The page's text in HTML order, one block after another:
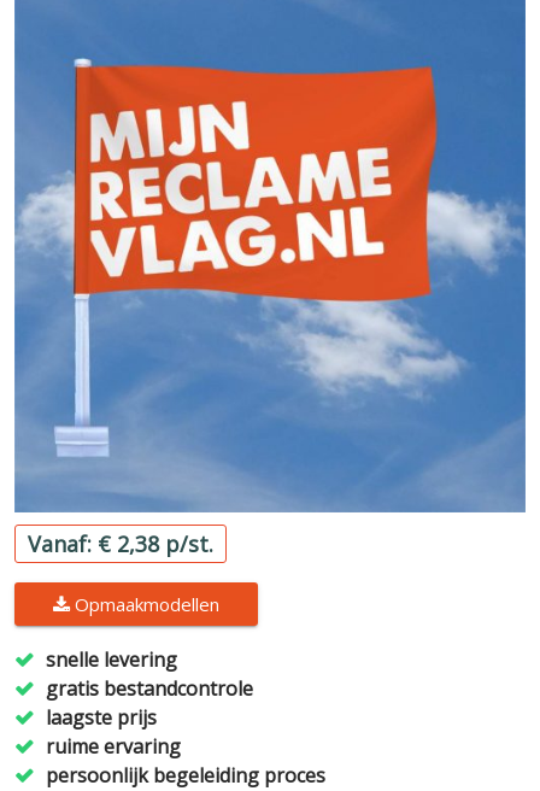
Vanaf: € 2,38 p/st.
Opmaakmodellen
snelle levering
gratis bestandcontrole
laagste prijs
ruime ervaring
persoonlijk begeleiding proces